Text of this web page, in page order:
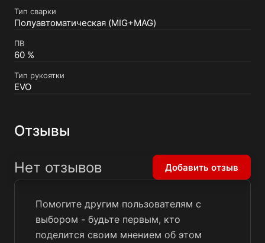
Тип сварки
Полуавтоматическая (MIG+MAG)
ПВ
60 %
Тип рукоятки
EVO
Отзывы
Помогите другим пользователям с
выбором - будьте первым, кто
поделится своим мнением об этом
Нет отзывов Добавить отзыв